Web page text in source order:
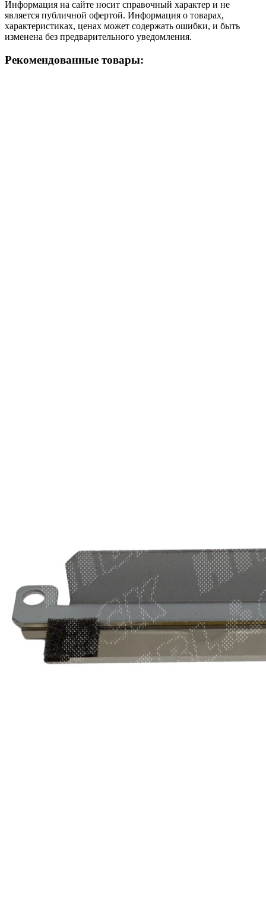
Информация на сайте носит справочный характер и не
является публичной офертой. Информация о товарах,
характеристиках, ценах может содержать ошибки, и быть
изменена без предварительного уведомления.
Рекомендованные товары: